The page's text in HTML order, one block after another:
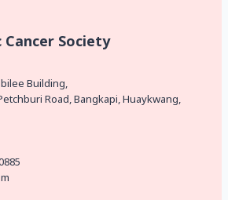
Society
Building,
Road, Bangkapi, Huaykwang,